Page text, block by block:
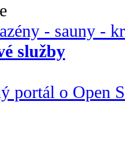
- sauny -
služby
portál o Open